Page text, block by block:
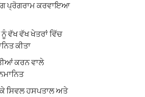
ਪ੍ਰੋਗਰਾਮ ਕਰਵਾਇਆ
ਵੱਖ ਵੱਖ ਖੇਤਰਾਂ ਵਿੱਚ
ਕੀਤਾ
ਕਰਨ ਵਾਲੇ
ਸਿਵਲ ਹਸਪਤਾਲ ਅਤੇ